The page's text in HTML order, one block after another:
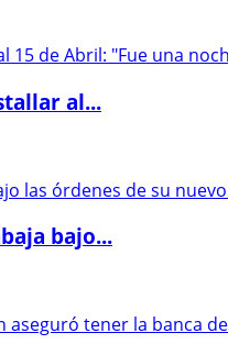
al...
bajo...